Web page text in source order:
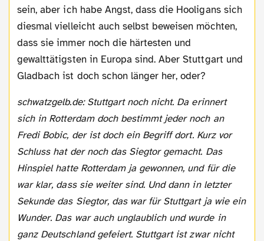
sein, aber ich habe Angst, dass die Hooligans sich
diesmal vielleicht auch selbst beweisen möchten,
dass sie immer noch die härtesten und
gewalttätigsten in Europa sind. Aber Stuttgart und
Gladbach ist doch schon länger her, oder?
schwatzgelb.de: Stuttgart noch nicht. Da erinnert
sich in Rotterdam doch bestimmt jeder noch an
Fredi Bobic, der ist doch ein Begriff dort. Kurz vor
Schluss hat der noch das Siegtor gemacht. Das
Hinspiel hatte Rotterdam ja gewonnen, und für die
war klar, dass sie weiter sind. Und dann in letzter
Sekunde das Siegtor, das war für Stuttgart ja wie ein
Wunder. Das war auch unglaublich und wurde in
ganz Deutschland gefeiert. Stuttgart ist zwar nicht